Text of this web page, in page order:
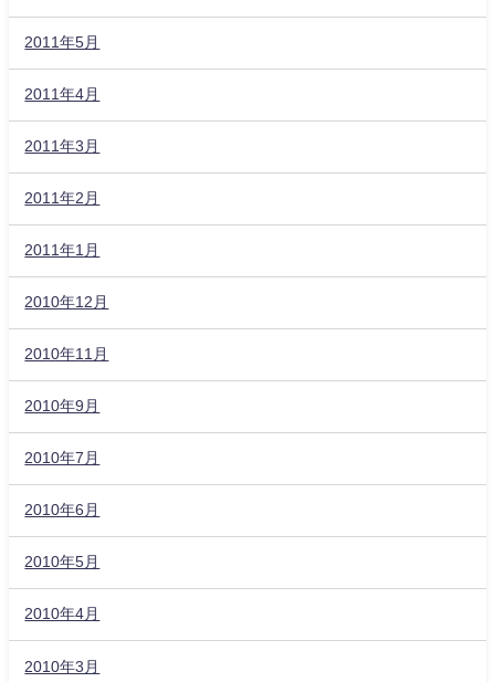
2011年5月
2011年4月
2011年3月
2011年2月
2011年1月
2010年12月
2010年11月
2010年9月
2010年7月
2010年6月
2010年5月
2010年4月
2010年3月